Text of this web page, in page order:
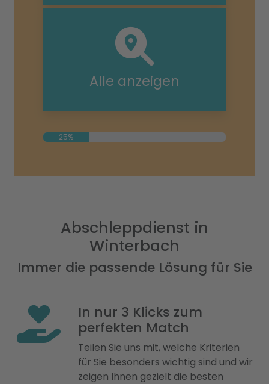
Alle anzeigen
25%
Abschleppdienst in
Winterbach
Immer die passende Lösung für Sie
In nur 3 Klicks zum
perfekten Match
Teilen Sie uns mit, welche Kriterien
für Sie besonders wichtig sind und wir
zeigen Ihnen gezielt die besten